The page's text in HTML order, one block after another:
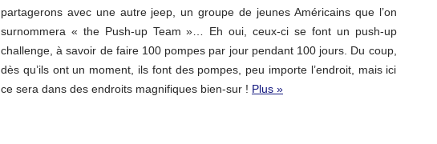
partagerons avec une autre jeep, un groupe de jeunes Américains que l’on
surnommera « the Push-up Team »… Eh oui, ceux-ci se font un push-up
challenge, à savoir de faire 100 pompes par jour pendant 100 jours. Du coup,
dès qu’ils ont un moment, ils font des pompes, peu importe l’endroit, mais ici
ce sera dans des endroits magnifiques bien-sur ! Plus »